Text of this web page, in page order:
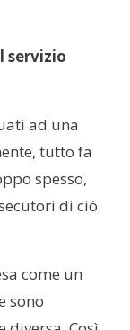
servizio
ad una
tutto fa
spesso,
di ciò
come un
sono